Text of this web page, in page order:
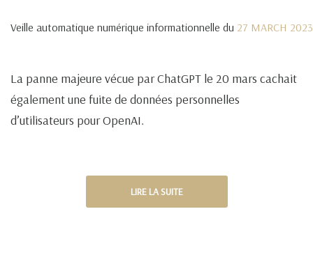
Veille automatique numérique informationnelle du 27 MARCH 2023
La panne majeure vécue par ChatGPT le 20 mars cachait
également une fuite de données personnelles
d’utilisateurs pour OpenAI.
LIRE LA SUITE